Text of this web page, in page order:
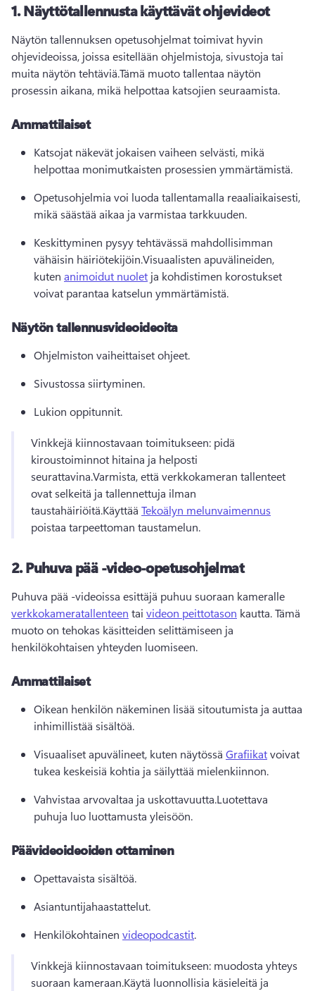
1.Näyttötallennusta käyttävät ohjevideot
Näytön tallennuksen opetusohjelmat toimivat hyvin
ohjevideoissa, joissa esitellään ohjelmistoja, sivustoja tai
muita näytön tehtäviä.Tämä muoto tallentaa näytön
prosessin aikana, mikä helpottaa katsojien seuraamista.
Ammattilaiset
Katsojat näkevät jokaisen vaiheen selvästi, mikä
helpottaa monimutkaisten prosessien ymmärtämistä.
Opetusohjelmia voi luoda tallentamalla reaaliaikaisesti,
mikä säästää aikaa ja varmistaa tarkkuuden.
Keskittyminen pysyy tehtävässä mahdollisimman
vähäisin häiriötekijöin.Visuaalisten apuvälineiden,
kuten animoidut nuolet ja kohdistimen korostukset
voivat parantaa katselun ymmärtämistä.
Näytön tallennusvideoideoita
Ohjelmiston vaiheittaiset ohjeet.
Sivustossa siirtyminen.
Lukion oppitunnit.
Vinkkejä kiinnostavaan toimitukseen: pidä
kiroustoiminnot hitaina ja helposti
seurattavina.Varmista, että verkkokameran tallenteet
ovat selkeitä ja tallennettuja ilman
taustahäiriöitä.Käyttää Tekoälyn melunvaimennus
poistaa tarpeettoman taustamelun.
2.Puhuva pää -video-opetusohjelmat
Puhuva pää -videoissa esittäjä puhuu suoraan kameralle
verkkokameratallenteen tai videon peittotason kautta. Tämä
muoto on tehokas käsitteiden selittämiseen ja
henkilökohtaisen yhteyden luomiseen.
Ammattilaiset
Oikean henkilön näkeminen lisää sitoutumista ja auttaa
inhimillistää sisältöä.
Visuaaliset apuvälineet, kuten näytössä Grafiikat voivat
tukea keskeisiä kohtia ja säilyttää mielenkiinnon.
Vahvistaa arvovaltaa ja uskottavuutta.Luotettava
puhuja luo luottamusta yleisöön.
Päävideoideoiden ottaminen
Opettavaista sisältöä.
Asiantuntijahaastattelut.
Henkilökohtainen videopodcastit.
Vinkkejä kiinnostavaan toimitukseen: muodosta yhteys
suoraan kameraan.Käytä luonnollisia käsieleitä ja